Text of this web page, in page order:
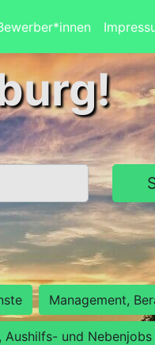
Management,
Aushilfs- und Nebenjobs